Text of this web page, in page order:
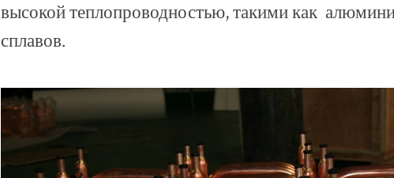
высокой теплопроводностью, такими как
сплавов.